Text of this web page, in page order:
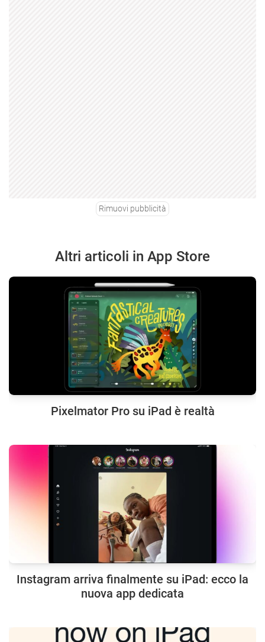
Rimuovi pubblicità
Altri articoli in App Store
Pixelmator Pro su iPad è realtà
Instagram arriva finalmente su iPad: ecco la
nuova app dedicata